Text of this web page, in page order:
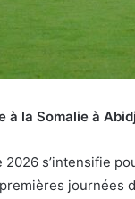
à la Somalie à
s’intensifie
journées